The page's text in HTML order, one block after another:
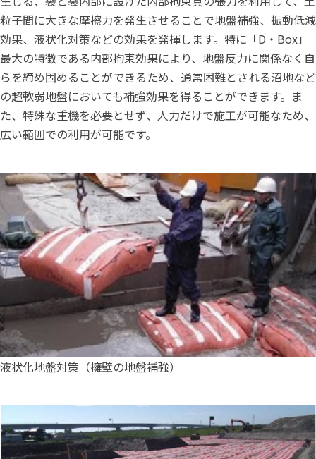
粒子間に大きな摩擦力を発生させることで地盤補強、振動低減
効果、液状化対策などの効果を発揮します。特に「D・Box」
最大の特徴である内部拘束効果により、地盤反力に関係なく自
らを締め固めることができるため、通常困難とされる沼地など
の超軟弱地盤においても補強効果を得ることができます。ま
た、特殊な重機を必要とせず、人力だけで施工が可能なため、
広い範囲での利用が可能です。
液状化地盤対策（擁壁の地盤補強）